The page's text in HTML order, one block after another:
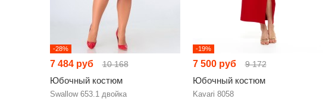
-28%
7 484 руб 10 168
Юбочный костюм
Swallow 653.1 двойка
-19%
7 500 руб 9 172
Юбочный костюм
Kavari 8058